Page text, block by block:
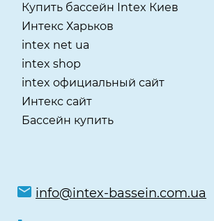
Купить бассейн Intex Киев
Интекс Харьков
intex net ua
intex shop
intex официальный сайт
Интекс сайт
Бассейн купить
info@intex-bassein.com.ua